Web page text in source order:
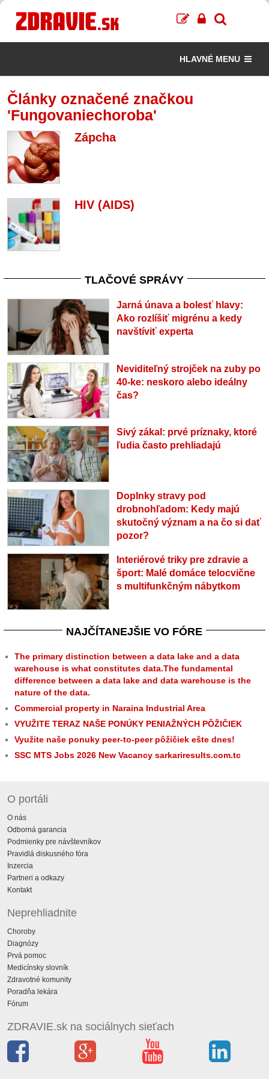
HLAVNÉ MENU
Články označené značkou
'Fungovaniechoroba'
Zápcha
HIV (AIDS)
TLAČOVÉ SPRÁVY
Jarná únava a bolesť hlavy:
Ako rozlíšiť migrénu a kedy
navštíviť experta
Neviditeľný strojček na zuby po
40-ke: neskoro alebo ideálny
čas?
Sivý zákal: prvé príznaky, ktoré
ľudia často prehliadajú
Doplnky stravy pod
drobnohľadom: Kedy majú
skutočný význam a na čo si dať
pozor?
Interiérové triky pre zdravie a
šport: Malé domáce telocvične
s multifunkčným nábytkom
NAJČÍTANEJŠIE VO FÓRE
The primary distinction between a data lake and a data
warehouse is what constitutes data.The fundamental
difference between a data lake and data warehouse is the
nature of the data.
Commercial property in Naraina Industrial Area
VYUŽITE TERAZ NAŠE PONÚKY PENIAŽNÝCH PÔŽIČIEK
Využite naše ponuky peer-to-peer pôžičiek ešte dnes!
SSC MTS Jobs 2026 New Vacancy sarkariresults.com.tc
O portáli
O nás
Odborná garancia
Podmienky pre návštevníkov
Pravidlá diskusného fóra
Inzercia
Partneri a odkazy
Kontakt
Neprehliadnite
Choroby
Diagnózy
Prvá pomoc
Medicínsky slovník
Zdravotné komunity
Poradňa lekára
Fórum
ZDRAVIE.sk na sociálnych sieťach